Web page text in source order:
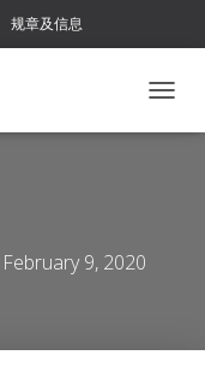
规章及信息
O
February 9, 2020